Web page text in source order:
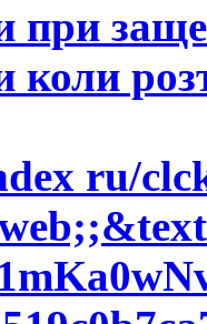
при
ru/